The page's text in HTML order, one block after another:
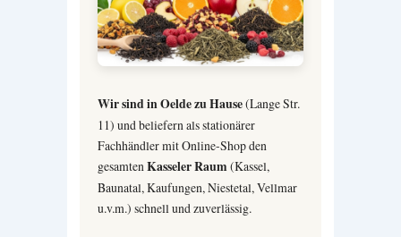
Wir sind in Oelde zu Hause(Lange Str.
11) und beliefern als stationärer
Fachhändler mit Online-Shop den
gesamtenKasseler Raum (Kassel,
Baunatal, Kaufungen, Niestetal, Vellmar
u.v.m.) schnell und zuverlässig.